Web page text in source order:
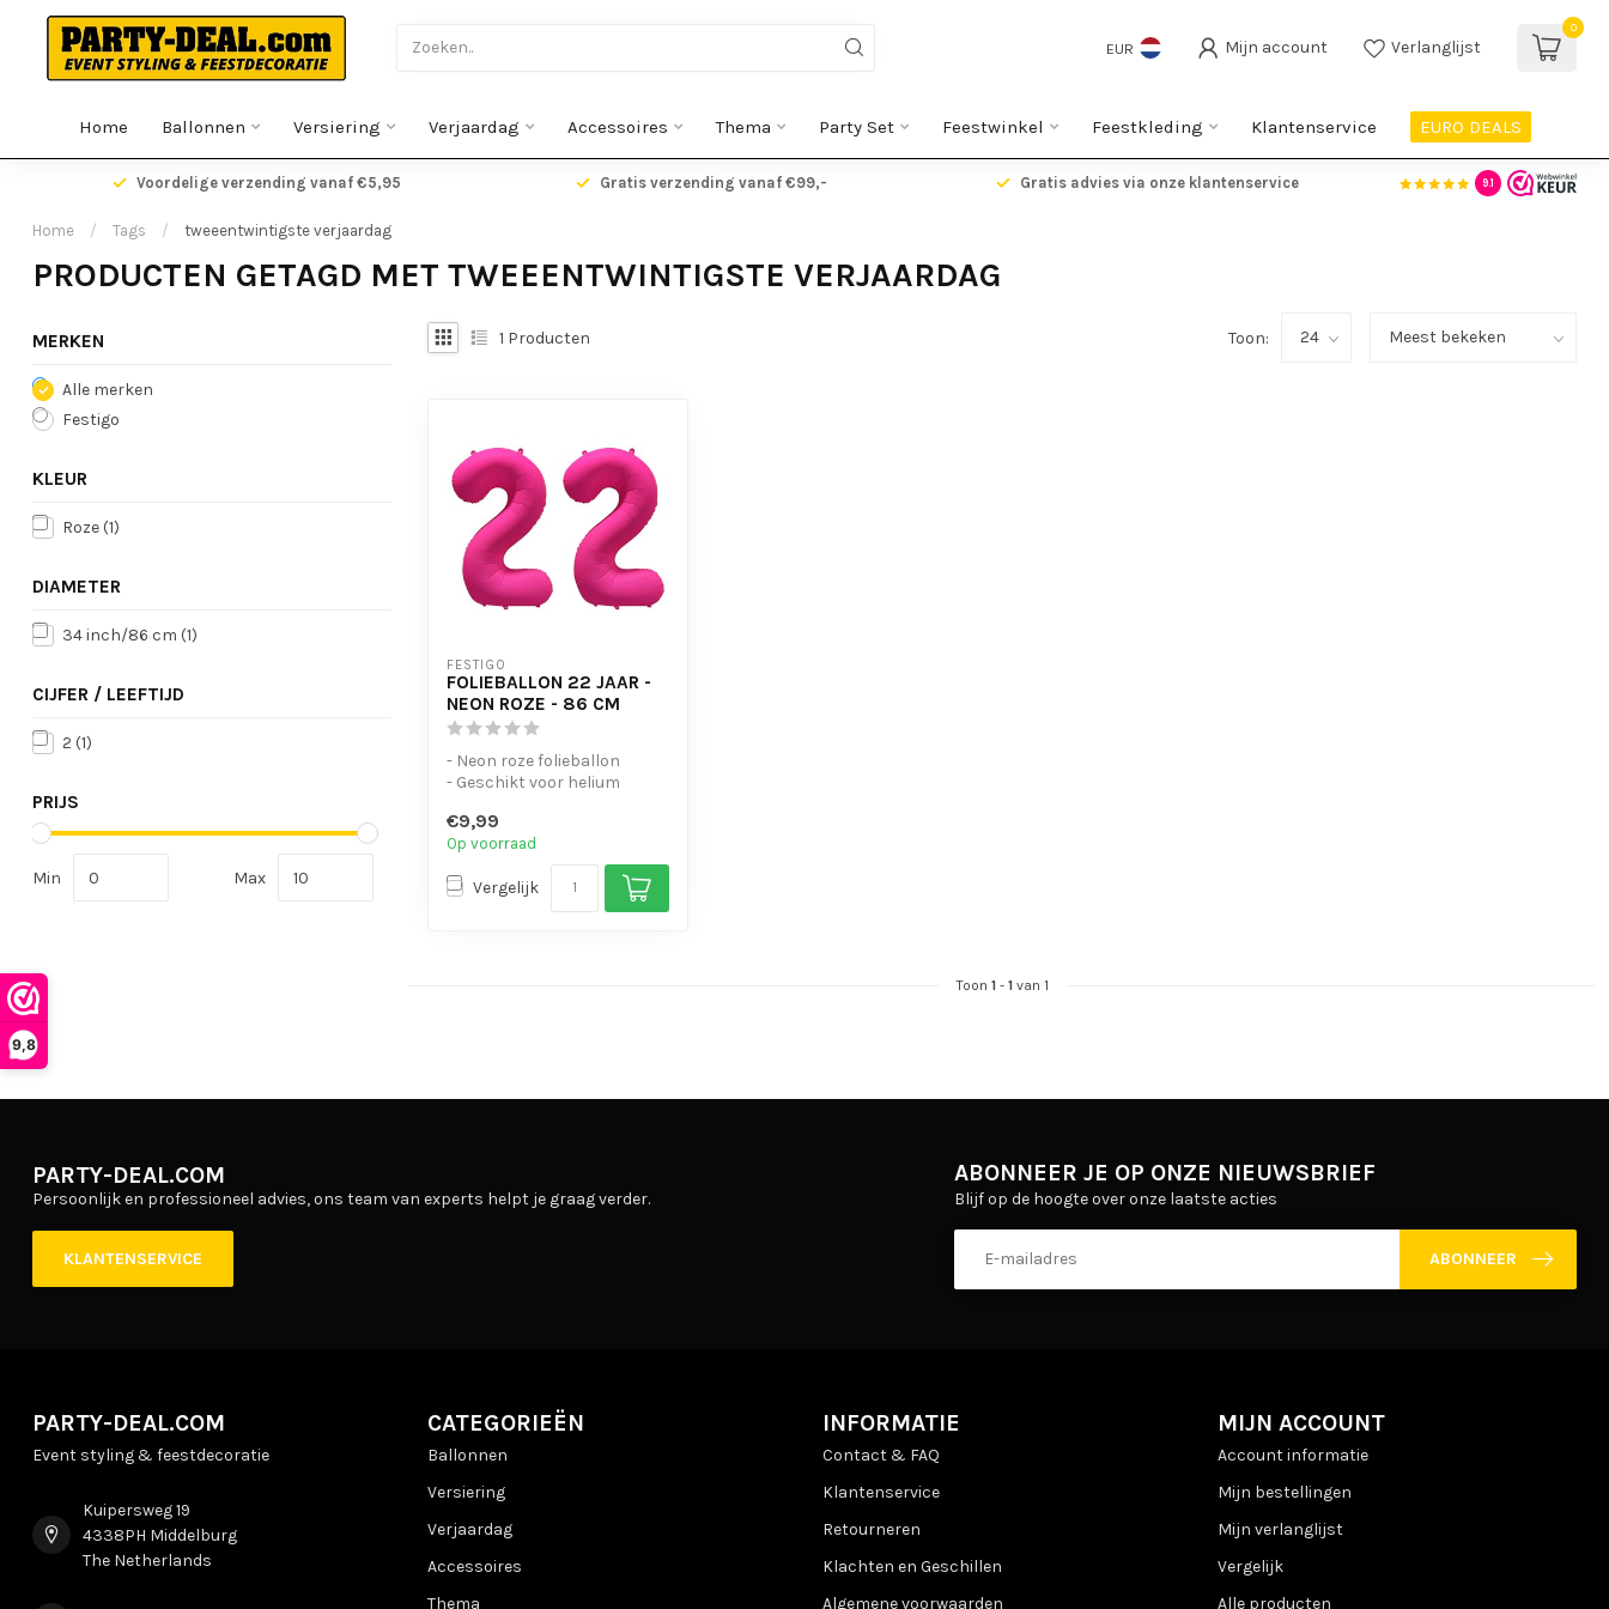
9,8
EUR Mijn account Verlanglijst
0
Home Ballonnen Versiering Verjaardag Accessoires Thema Party Set Feestwinkel Feestkleding Klantenservice EURO DEALS
Voordelige verzending vanaf €5,95 Gratis verzending vanaf €99,- Gratis advies via onze klantenservice 9.1
Home / Tags / tweeentwintigste verjaardag
PRODUCTEN GETAGD MET TWEEENTWINTIGSTE VERJAARDAG
MERKEN
Alle merken
Festigo
KLEUR
Roze (1)
DIAMETER
34 inch/86 cm (1)
CIJFER / LEEFTIJD
2 (1)
PRIJS
Min Max
1 Producten Toon:
FESTIGO
FOLIEBALLON 22 JAAR -
NEON ROZE - 86 CM
- Neon roze folieballon
- Geschikt voor helium
op te...
€9,99
Op voorraad
Vergelijk
Toon 1- 1van 1
PARTY-DEAL.COM
Persoonlijk en professioneel advies, ons team van experts helpt je graag verder.
KLANTENSERVICE
ABONNEER JE OP ONZE NIEUWSBRIEF
Blijf op de hoogte over onze laatste acties
ABONNEER
PARTY-DEAL.COM
Event styling & feestdecoratie
Kuipersweg 19
4338PH Middelburg
The Netherlands
CATEGORIEËN
Ballonnen
Versiering
Verjaardag
Accessoires
Thema
INFORMATIE
Contact & FAQ
Klantenservice
Retourneren
Klachten en Geschillen
Algemene voorwaarden
MIJN ACCOUNT
Account informatie
Mijn bestellingen
Mijn verlanglijst
Vergelijk
Alle producten